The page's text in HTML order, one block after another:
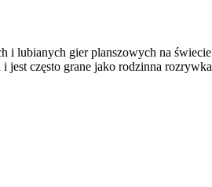
lubianych gier planszowych na
często grane jako rodzinna